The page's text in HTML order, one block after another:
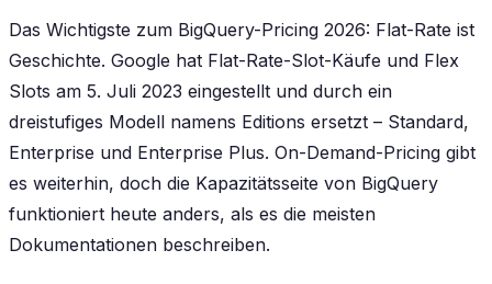
Das Wichtigste zum BigQuery-Pricing 2026: Flat-Rate ist
Geschichte. Google hat Flat-Rate-Slot-Käufe und Flex
Slots am 5. Juli 2023 eingestellt und durch ein
dreistufiges Modell namens Editions ersetzt – Standard,
Enterprise und Enterprise Plus. On-Demand-Pricing gibt
es weiterhin, doch die Kapazitätsseite von BigQuery
funktioniert heute anders, als es die meisten
Dokumentationen beschreiben.